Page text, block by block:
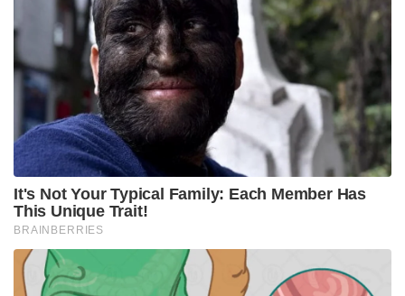
സംഭവം ഇതൊക്കെയാണെങ്കിലും നമുക്ക് കേൾവി
ശക്തിയ്ക്ക് കുറവുണ്ടോയെന്ന് പലപ്പോഴും
ആശങ്കപ്പെടാറുള്ളവരാണ് നമ്മൾ.കൈയിൽ
സ്മാർട്‌ഫോൺ ഉണ്ടോ? എങ്കിൽ നിങ്ങളുടെ
കേൾവിശക്തി അറിയാം. കേൾവി പ്രശ്‌നങ്ങൾ
കണ്ടുപിടിക്കാൻ സ്വന്തമായി മൊബൈൽ ആപ്പ് തന്നെ
ലോകാരോഗ്യ സംഘടന പുറത്തിറക്കിയിട്ടുണ്ട്്.
‘hearWHO’ എന്നാണ് ഡബ്ല്യു എച്ച് ഒ പുറത്തിറക്കിയ
ആപ്പിൻറെ പേര്.
ഇതുമാത്രമല്ല, ആപ് സ്റ്റോറുകളിൽ ചെന്നാൽ കേൾവി
ശക്തി പരിശോധിക്കുന്ന മിമി ടെസ്റ്റ് , ഹിയറിങ് ചെക്ക്,
സൌണ്ട് ചെക്ക് തുടങ്ങി നിരവധി ആപ്പുകൾ കാണാം.